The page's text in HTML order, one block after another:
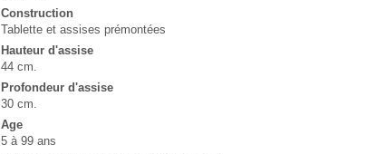
Construction
Tablette et assises prémontées
Hauteur d'assise
44 cm.
Profondeur d'assise
30 cm.
Age
5 à 99 ans